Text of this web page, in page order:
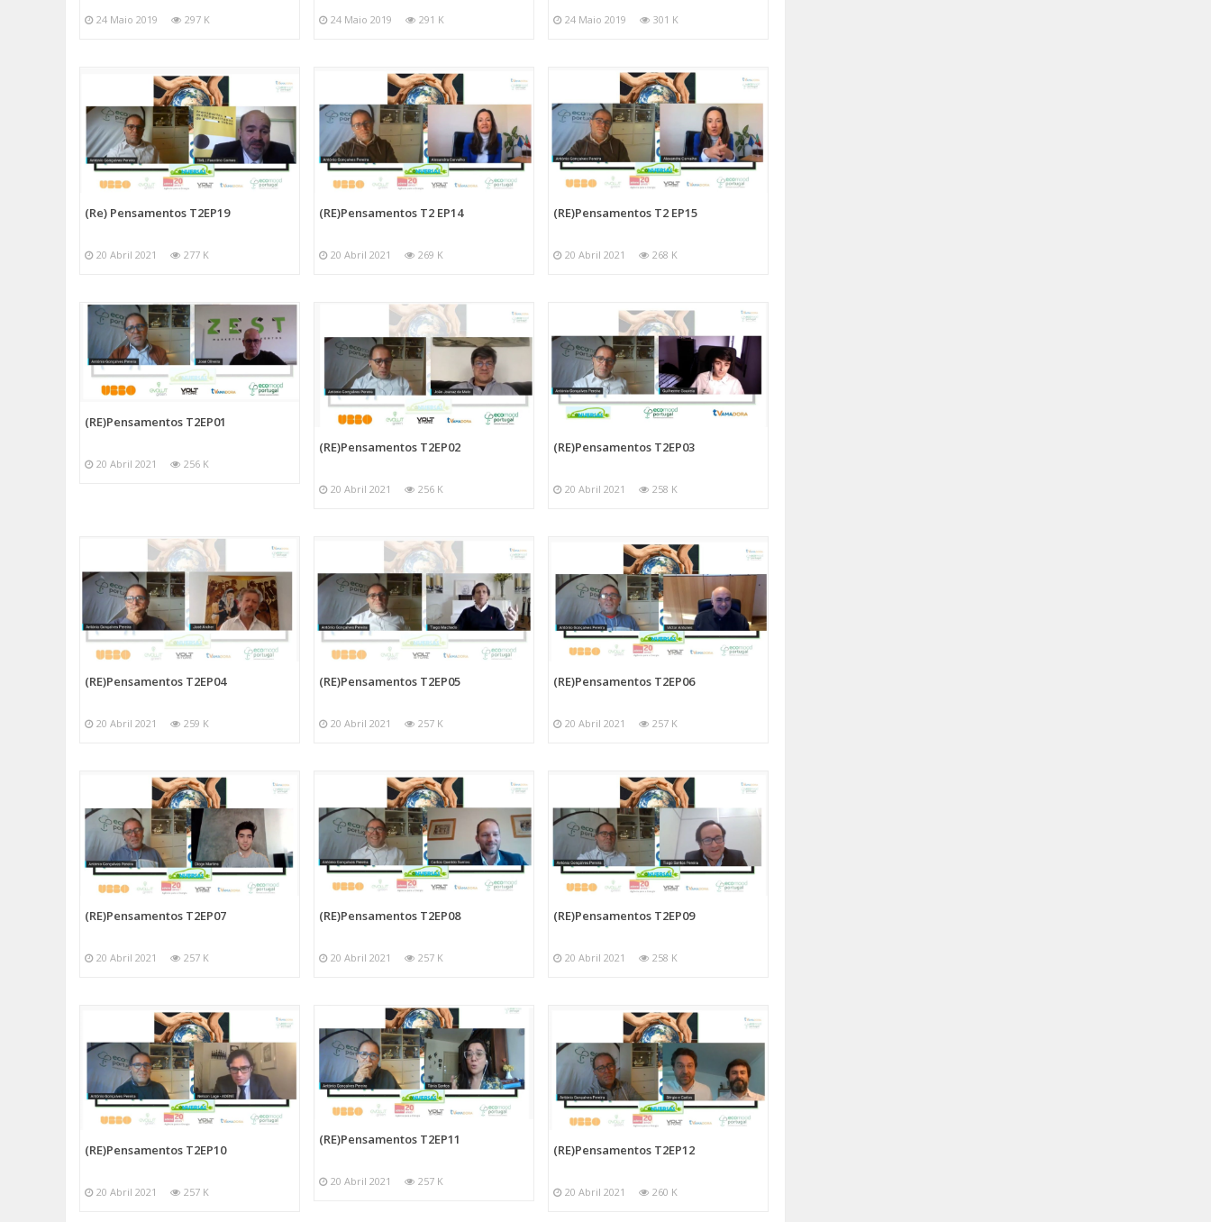
24 Maio 2019 297 K 24 Maio 2019 291 K 24 Maio 2019 301 K
(Re) Pensamentos T2EP19
20 Abril 2021 277 K
(RE)Pensamentos T2 EP14
20 Abril 2021 269 K
(RE)Pensamentos T2 EP15
20 Abril 2021 268 K
(RE)Pensamentos T2EP01
20 Abril 2021 256 K
(RE)Pensamentos T2EP02
20 Abril 2021 256 K
(RE)Pensamentos T2EP03
20 Abril 2021 258 K
(RE)Pensamentos T2EP04
20 Abril 2021 259 K
(RE)Pensamentos T2EP05
20 Abril 2021 257 K
(RE)Pensamentos T2EP06
20 Abril 2021 257 K
(RE)Pensamentos T2EP07
20 Abril 2021 257 K
(RE)Pensamentos T2EP08
20 Abril 2021 257 K
(RE)Pensamentos T2EP09
20 Abril 2021 258 K
(RE)Pensamentos T2EP10
20 Abril 2021 257 K
(RE)Pensamentos T2EP11
20 Abril 2021 257 K
(RE)Pensamentos T2EP12
20 Abril 2021 260 K